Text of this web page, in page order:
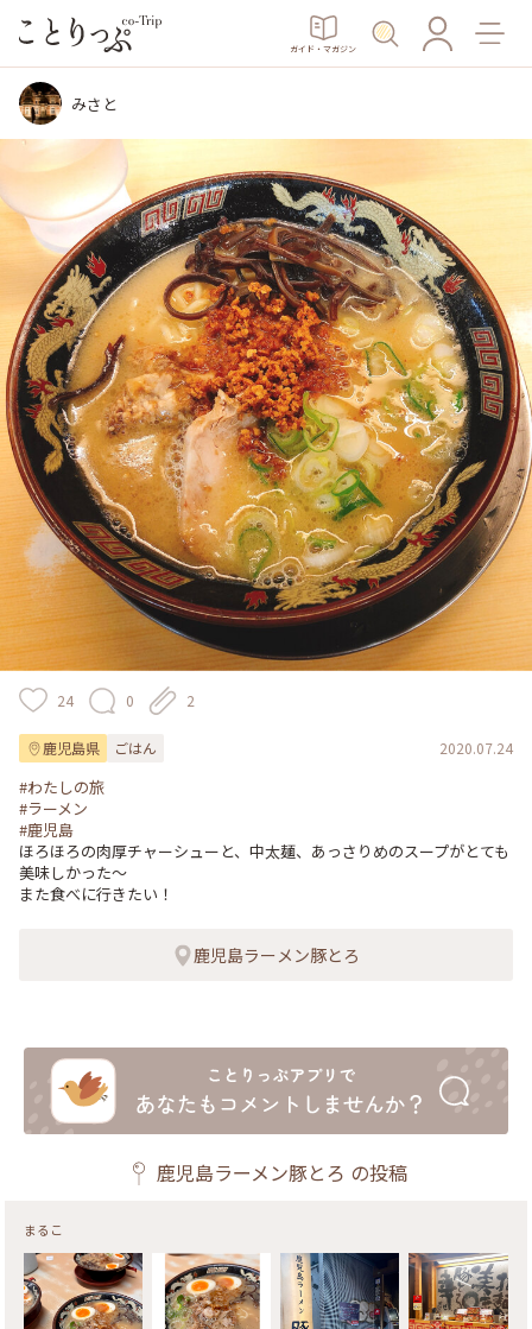
ガイド・マガジン
みさと
24 0 2
鹿児島県 ごはん 2020.07.24
#わたしの旅
#ラーメン
#鹿児島
ほろほろの肉厚チャーシューと、中太麺、あっさりめのスープがとても
美味しかった〜
また食べに行きたい！
鹿児島ラーメン豚とろ
鹿児島ラーメン豚とろ の投稿
まるこ